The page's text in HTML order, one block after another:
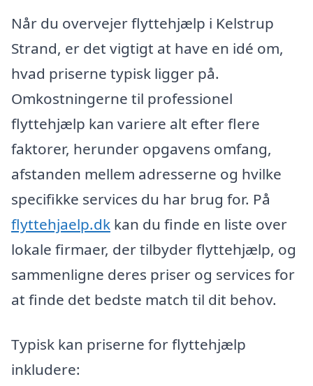
Når du overvejer flyttehjælp i Kelstrup
Strand, er det vigtigt at have en idé om,
hvad priserne typisk ligger på.
Omkostningerne til professionel
flyttehjælp kan variere alt efter flere
faktorer, herunder opgavens omfang,
afstanden mellem adresserne og hvilke
specifikke services du har brug for. På
flyttehjaelp.dk kan du finde en liste over
lokale firmaer, der tilbyder flyttehjælp, og
sammenligne deres priser og services for
at finde det bedste match til dit behov.
Typisk kan priserne for flyttehjælp
inkludere: